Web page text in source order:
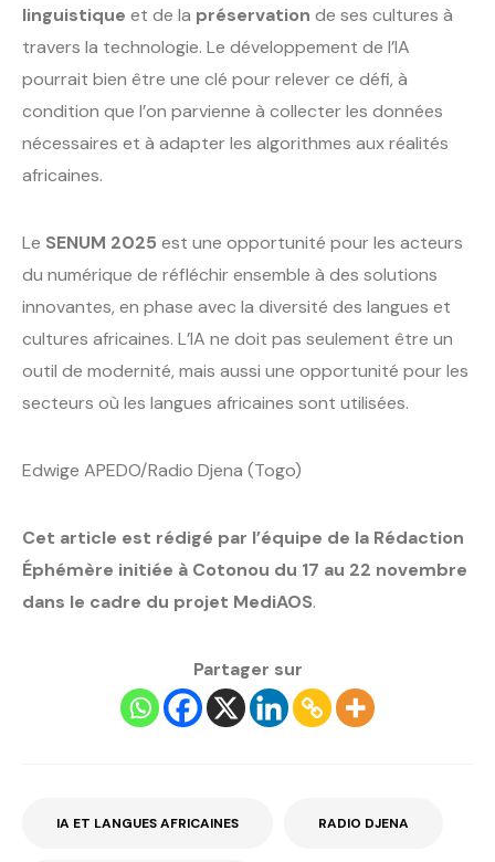
linguistique et de la préservation de ses cultures à
travers la technologie. Le développement de l’IA
pourrait bien être une clé pour relever ce défi, à
condition que l’on parvienne à collecter les données
nécessaires et à adapter les algorithmes aux réalités
africaines.
Le SENUM 2025 est une opportunité pour les acteurs
du numérique de réfléchir ensemble à des solutions
innovantes, en phase avec la diversité des langues et
cultures africaines. L’IA ne doit pas seulement être un
outil de modernité, mais aussi une opportunité pour les
secteurs où les langues africaines sont utilisées.
Edwige APEDO/Radio Djena (Togo)
Cet article est rédigé par l’équipe de la Rédaction
Éphémère initiée à Cotonou du 17 au 22 novembre
dans le cadre du projet MediAOS.
Partager sur
IA ET LANGUES AFRICAINES RADIO DJENA